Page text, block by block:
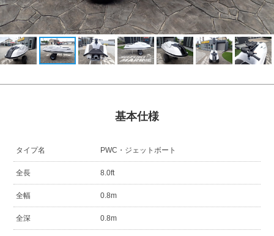
基本仕様
タイプ名 PWC・ジェットボート
全長 8.0ft
全幅 0.8m
全深 0.8m